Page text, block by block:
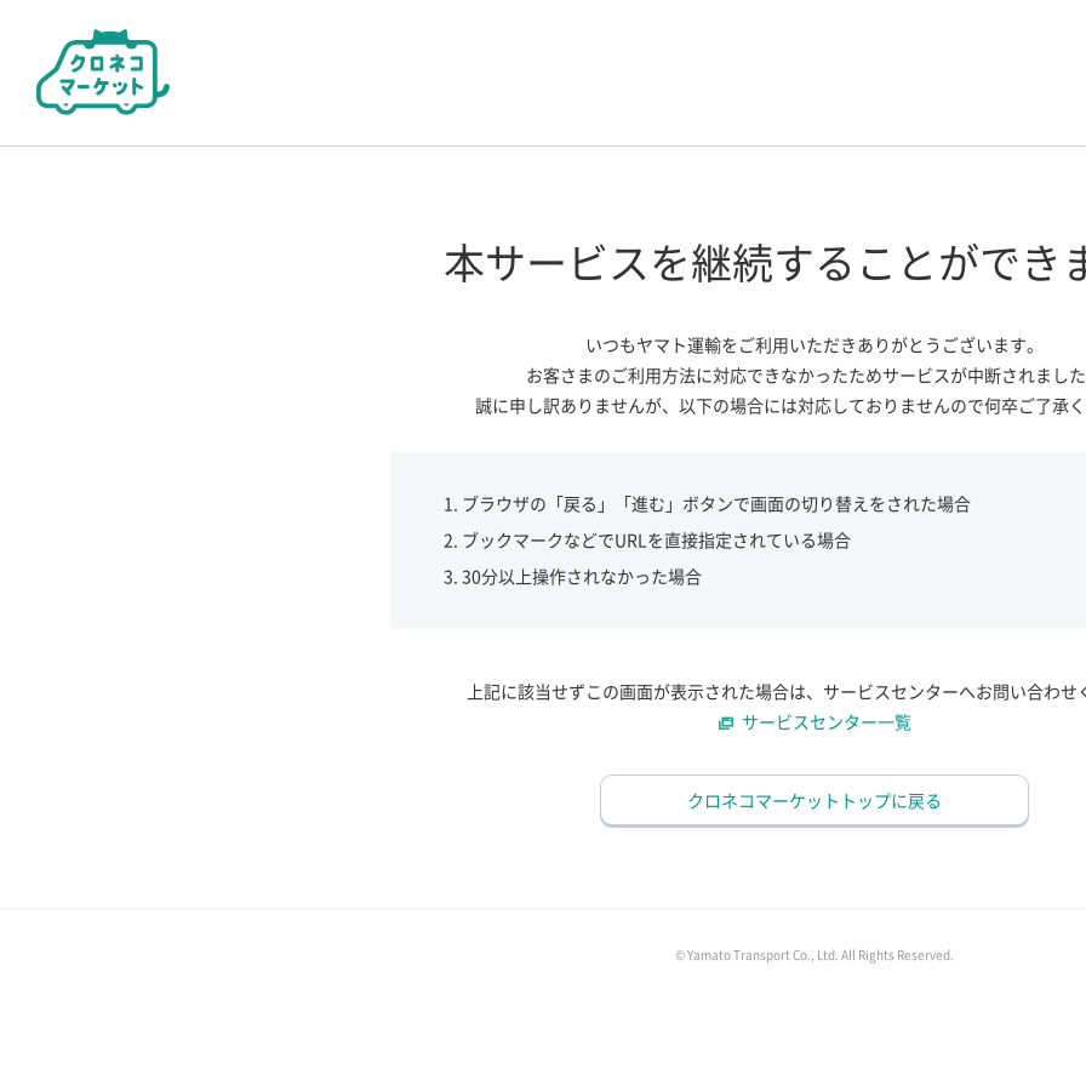
本サービスを継続する ことができ
いつもヤマト運輸をご利用いただきありがとうございます。
お客さまのご利用方法に対応できなかったためサービスが中断されました
誠に申し訳ありませんが、 以下の場合には対応しておりませんので何卒ご了承く
ブラウザの「戻る」「進む」ボタンで画面の切り替えをされた場合
ブックマークなどでURLを直接指定されている場合
30分以上操作されなかった場合
上記に該当せずこの画面が表示された場合は、サービスセンターへお問い合わせ
サービスセンター一覧
クロネコマーケットトップに戻る
© Yamato Transport Co., Ltd. All Rights Reserved.